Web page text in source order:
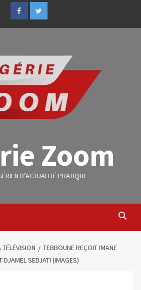
Zoom
D’ACTUALITÉ PRATIQUE
TEBBOUNE REÇOIT IMANE
DJAMEL SEDJATI (IMAGES)